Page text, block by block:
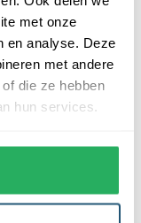
met onze
en analyse. Deze
met andere
die ze hebben
hun services.
kwaliteit. Ze zijn
stiknaad, wat
Wij bieden de
40x60
jouw specifieke
de vlaggen